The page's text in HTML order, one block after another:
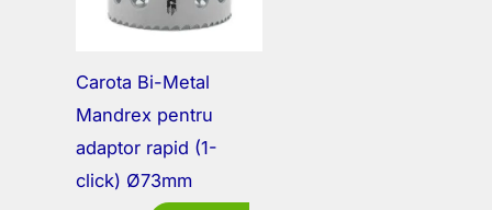
Carota Bi-Metal
Mandrex pentru
adaptor rapid (1-
click) Ø73mm